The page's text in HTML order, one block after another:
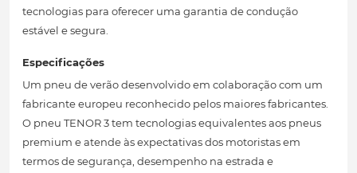
tecnologias para oferecer uma garantia de condução
estável e segura.
Especificações
Um pneu de verão desenvolvido em colaboração com um
fabricante europeu reconhecido pelos maiores fabricantes.
O pneu TENOR 3 tem tecnologias equivalentes aos pneus
premium e atende às expectativas dos motoristas em
termos de segurança, desempenho na estrada e